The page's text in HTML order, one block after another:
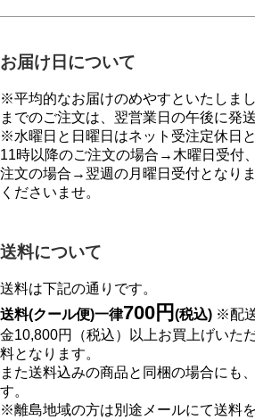
お届け日について
※平均的なお届けのめやすといたしま
までのご注文は、翌営業日の午後に発
※水曜日と日曜日はネット受注定休日
11時以降のご注文の場合→木曜日受付
注文の場合→翌週の月曜日受付となり
くださいませ。
送料について
送料は下記の通りです。
送料(クール便)一律700円 (税込) ※配
金10,800円（税込）以上お買上げいた
料となります。
また送料込みの商品と同梱の場合にも
す。
※離島地域の方は別途メールにて送料